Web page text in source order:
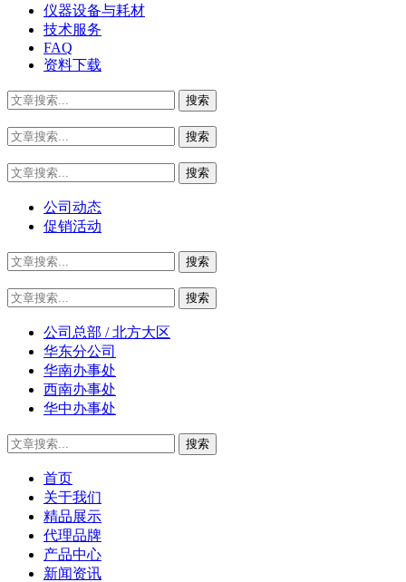
仪器设备与耗材
技术服务
FAQ
资料下载
公司动态
促销活动
公司总部 / 北方大区
华东分公司
华南办事处
西南办事处
华中办事处
首页
关于我们
精品展示
代理品牌
产品中心
新闻资讯